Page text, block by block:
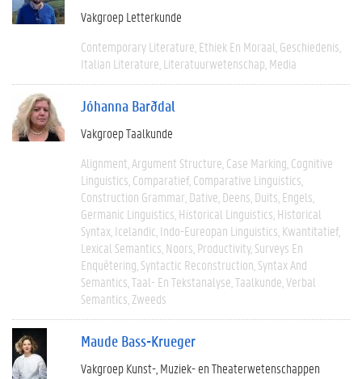
Vakgroep Letterkunde
Contemporary Literature Ethiek En Moraal Geschiedenis
Italian Literature Literatuurwetenschap Media
Jóhanna Barðdal
Vakgroep Taalkunde
Alignment Argument Structure Case Marking Cognitive
Linguistics Comparatief Comparative Linguistics
Construction Grammar Dative Deens Duits Engels
Germanic Linguistics Historical Linguistics Historical
Syntax Icelandic Indo-Eureopan Linguistics Kwantitatief
Lexical Semantics Noors Productivity Surveys En
Enquêtering Syntactic Reconstruction Syntax And
Semantics Taal- En Tekstanalyse Taalkunde Verbal
Semantics Zweeds
Maude Bass-Krueger
Vakgroep Kunst-, Muziek- en Theaterwetenschappen